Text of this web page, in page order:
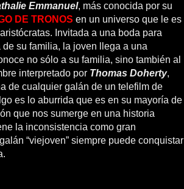
Emmanuel, más conocida por su
DE TRONOS en un universo que le es
Invitada a una boda para
su familia, la joven llega a una
no sólo a su familia, sino también al
interpretado por Thomas Doherty,
de cualquier galán de un telefilm de
es lo aburrida que es en su mayoría de
que nos sumerge en una historia
la inconsistencia como gran
“viejoven” siempre puede conquistar